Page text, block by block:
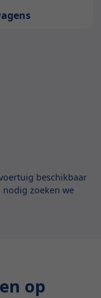
beschikbaar
zoeken we
op